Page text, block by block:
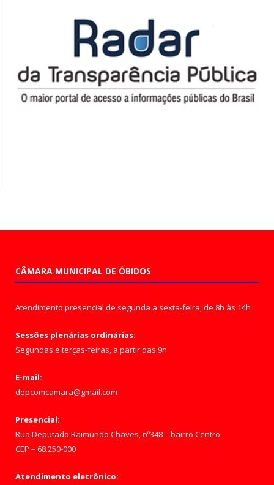
CÂMARA MUNICIPAL DE ÓBIDOS
Atendimento presencial de segunda a sexta-feira, de 8h às 14h
Sessões plenárias ordinárias:
Segundas e terças-feiras, a partir das 9h
E-mail:
depcomcamara@gmail.com
Presencial:
Rua Deputado Raimundo Chaves, nº348 – bairro Centro
CEP – 68.250-000
Atendimento eletrônico: